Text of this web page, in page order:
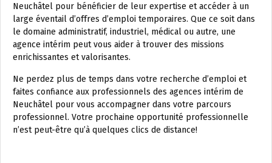
Neuchâtel pour bénéficier de leur expertise et accéder à un
large éventail d’offres d’emploi temporaires. Que ce soit dans
le domaine administratif, industriel, médical ou autre, une
agence intérim peut vous aider à trouver des missions
enrichissantes et valorisantes.
Ne perdez plus de temps dans votre recherche d’emploi et
faites confiance aux professionnels des agences intérim de
Neuchâtel pour vous accompagner dans votre parcours
professionnel. Votre prochaine opportunité professionnelle
n’est peut-être qu’à quelques clics de distance!